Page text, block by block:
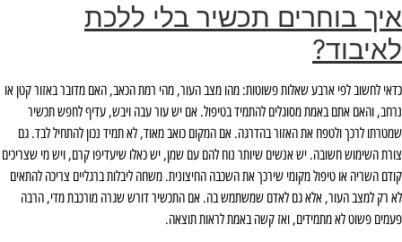
איך בוחרים תכשיר בלי ללכת
לאיבוד?
כדאי לחשוב לפי ארבע שאלות פשוטות: מהו מצב העור, מהי רמת הכאב, האם מדובר באזור קטן או
נרחב, והאם אתם באמת מסוגלים להתמיד בטיפול. אם יש עור עבה ויבש, עדיף לחפש תכשיר
שמטרתו לרכך ולטפח את האזור בהדרגה. אם המקום כואב מאוד, לא תמיד נכון להתחיל לבד. גם
צורת השימוש חשובה. יש אנשים שיותר נוח להם עם שמן, יש כאלו שיעדיפו קרם, ויש מי שצריכים
קודם השריה או טיפול מקומי שירכך את השכבה החיצונית. משחה ליבלות ברגליים צריכה להתאים
לא רק למצב העור, אלא גם לאדם שמשתמש בה. אם התכשיר דורש שגרה מורכבת מדי, הרבה
פעמים פשוט לא מתמידים, ואז קשה באמת לראות תוצאה.